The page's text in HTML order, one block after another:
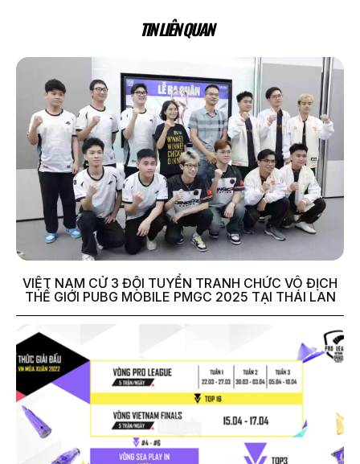
TIN LIÊN QUAN
VIỆT NAM CỬ 3 ĐỘI TUYỂN TRANH CHỨC VÔ ĐỊCH
THẾ GIỚI PUBG MOBILE PMGC 2025 TẠI THÁI LAN